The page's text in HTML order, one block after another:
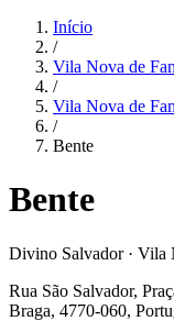
Início
/
Vila Nova de
/
Vila Nova de
/
Bente
Bente
Divino Salvador · Vila
Rua São Salvador,
Braga, 4770-060,